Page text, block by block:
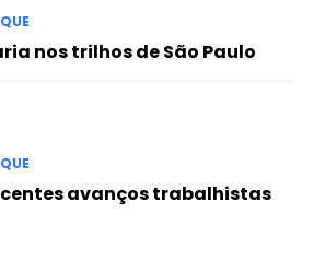
nos trilhos de São Paulo
avanços trabalhistas